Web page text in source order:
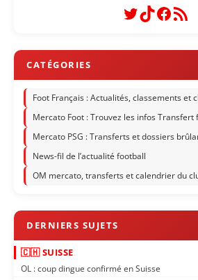
Twitter
TikTok
Flux RSS
Foot Français : Actualités, classements et
Mercato Foot : Trouvez les infos
Mercato PSG : Transferts et dossiers
News-fil de l’actualité football
OM mercato, transferts et calendrier du
🇨🇭 SUISSE
OL : coup dingue confirmé en Suisse